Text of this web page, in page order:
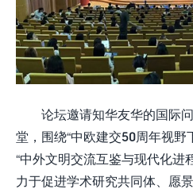
论坛邀请知华友华的国际
堂，围绕“中欧建交50周年视野
“中外文明交流互鉴与现代化进
力于促进学术研究共同体、愿